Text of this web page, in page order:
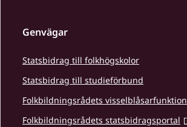
Genvägar
Statsbidrag till folkhögskolor
Statsbidrag till studieförbund
Folkbildningsrådets visselblåsarfunktion
Folkbildningsrådets statsbidragsportal